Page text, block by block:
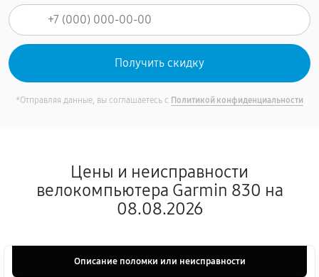
*Отправляя данные, вы соглашаетесь с Политикой конфиденциальности
Цены и неисправности
велокомпьютера Garmin 830 на
08.08.2026
Описание поломки или неисправности